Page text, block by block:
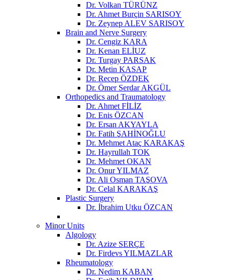
Dr. Volkan TÜRÜNZ
Dr. Ahmet Burçin SARISOY
Dr. Zeynep ALEV SARISOY
Brain and Nerve Surgery
Dr. Cengiz KARA
Dr. Kenan ELİUZ
Dr. Turgay PARSAK
Dr. Metin KASAP
Dr. Recep ÖZDEK
Dr. Ömer Serdar AKGÜL
Orthopedics and Traumatology
Dr. Ahmet FİLİZ
Dr. Enis ÖZCAN
Dr. Ersan AKYAYLA
Dr. Fatih ŞAHİNOĞLU
Dr. Mehmet Ataç KARAKAŞ
Dr. Hayrullah TOK
Dr. Mehmet OKAN
Dr. Onur YILMAZ
Dr. Ali Osman TAŞOVA
Dr. Celal KARAKAŞ
Plastic Surgery
Dr. İbrahim Utku ÖZCAN
Minor Units
Algology
Dr. Azize SERÇE
Dr. Firdevs YILMAZLAR
Rheumatology
Dr. Nedim KABAN